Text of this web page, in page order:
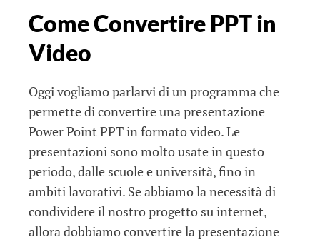
Come Convertire PPT in
Video
Oggi vogliamo parlarvi di un programma che
permette di convertire una presentazione
Power Point PPT in formato video. Le
presentazioni sono molto usate in questo
periodo, dalle scuole e università, fino in
ambiti lavorativi. Se abbiamo la necessità di
condividere il nostro progetto su internet,
allora dobbiamo convertire la presentazione